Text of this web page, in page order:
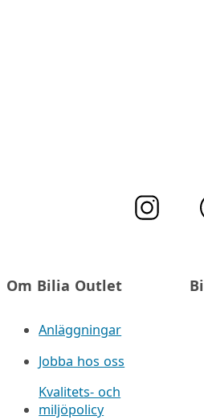
Om Bilia Outlet
Anläggningar
Jobba hos oss
Kvalitets- och
miljöpolicy